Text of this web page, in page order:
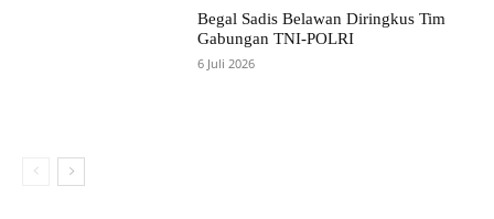
Begal Sadis Belawan Diringkus Tim
Gabungan TNI-POLRI
6 Juli 2026